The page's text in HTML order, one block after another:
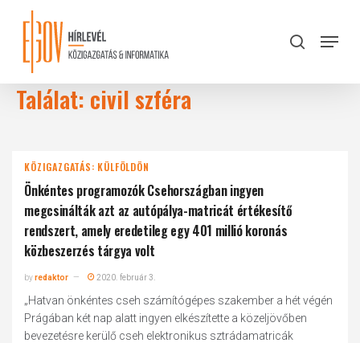
content
search
Menu
Találat: civil szféra
KÖZIGAZGATÁS: KÜLFÖLDÖN
Önkéntes programozók Csehországban ingyen
megcsinálták azt az autópálya-matricát értékesítő
rendszert, amely eredetileg egy 401 millió koronás
közbeszerzés tárgya volt
byredaktor 2020. február 3.
„Hatvan önkéntes cseh számítógépes szakember a hét végén
Prágában két nap alatt ingyen elkészítette a közeljövőben
bevezetésre kerülő cseh elektronikus sztrádamatricák
Close